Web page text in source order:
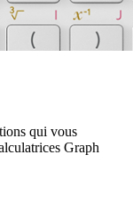
qui vous
Graph